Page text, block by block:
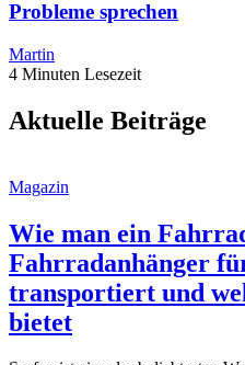
Probleme sprechen
Martin
4 Minuten Lesezeit
Aktuelle Beiträge
Magazin
Wie man ein
Fahrradanhänger
transportiert und
bietet